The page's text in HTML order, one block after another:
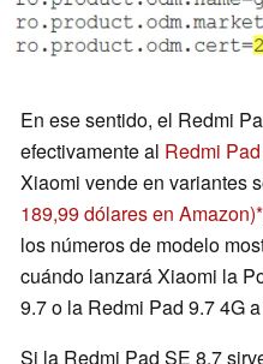
En ese sentido, el Redmi
efectivamente al Redmi
Xiaomi vende en variantes
189,99 dólares en Amazon)
los números de modelo
cuándo lanzará Xiaomi la
9.7 o la Redmi Pad 9.7 4G
Si la Redmi Pad SE 8.7